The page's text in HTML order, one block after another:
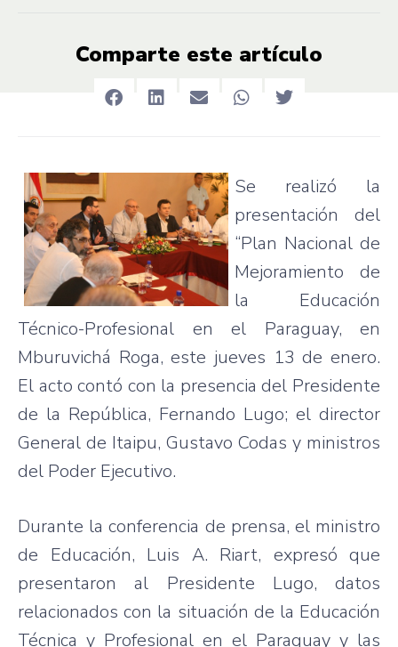
Comparte este artículo
Se realizó la
presentación del
“Plan Nacional de
Mejoramiento de
la Educación
Técnico-Profesional en el Paraguay, en
Mburuvichá Roga, este jueves 13 de enero.
El acto contó con la presencia del Presidente
de la República, Fernando Lugo; el director
General de Itaipu, Gustavo Codas y ministros
del Poder Ejecutivo.
Durante la conferencia de prensa, el ministro
de Educación, Luis A. Riart, expresó que
presentaron al Presidente Lugo, datos
relacionados con la situación de la Educación
Técnica y Profesional en el Paraguay y las